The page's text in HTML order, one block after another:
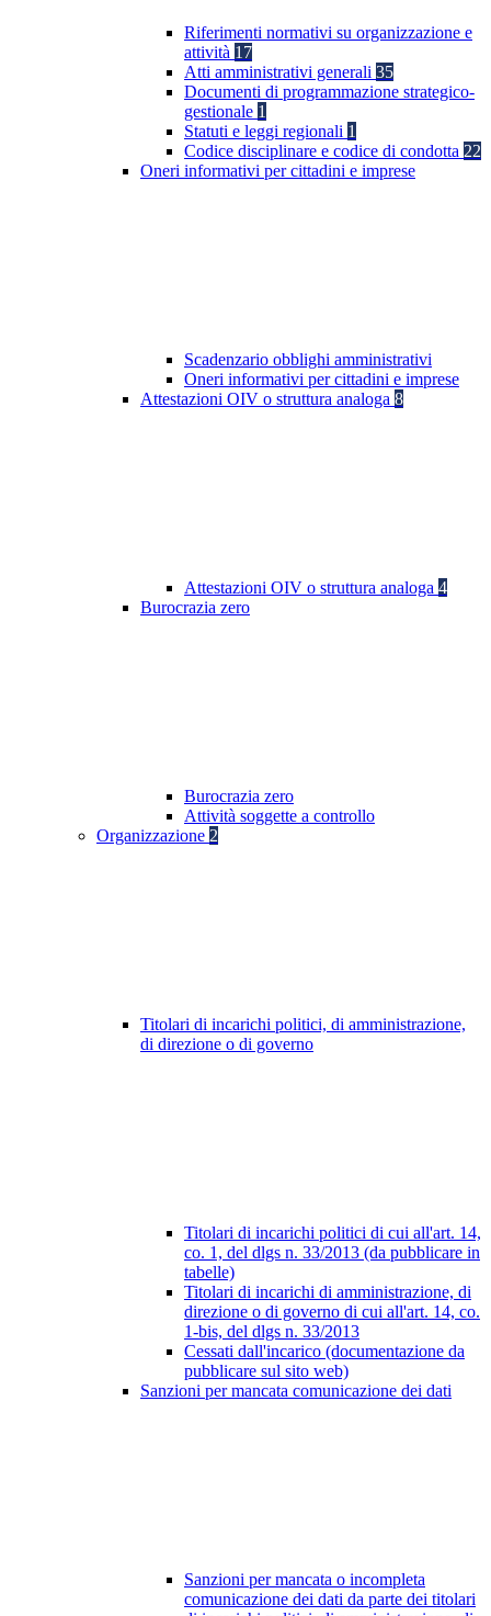
Riferimenti normativi su organizzazione e
attività 17
Atti amministrativi generali 35
Documenti di programmazione strategico-
gestionale 1
Statuti e leggi regionali 1
Codice disciplinare e codice di condotta 22
Oneri informativi per cittadini e imprese
Scadenzario obblighi amministrativi
Oneri informativi per cittadini e imprese
Attestazioni OIV o struttura analoga 8
Attestazioni OIV o struttura analoga 4
Burocrazia zero
Burocrazia zero
Attività soggette a controllo
Organizzazione 2
Titolari di incarichi politici, di amministrazione,
di direzione o di governo
Titolari di incarichi politici di cui all'art. 14,
co. 1, del dlgs n. 33/2013 (da pubblicare in
tabelle)
Titolari di incarichi di amministrazione, di
direzione o di governo di cui all'art. 14, co.
1-bis, del dlgs n. 33/2013
Cessati dall'incarico (documentazione da
pubblicare sul sito web)
Sanzioni per mancata comunicazione dei dati
Sanzioni per mancata o incompleta
comunicazione dei dati da parte dei titolari